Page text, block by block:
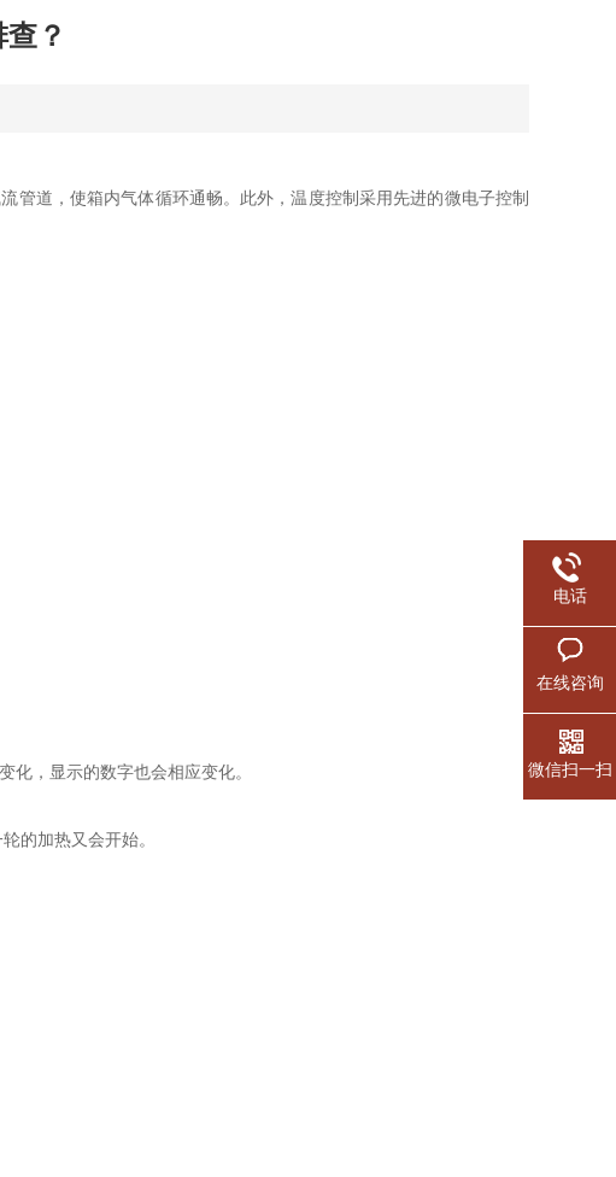
？
管道，使箱内气体循环通畅。此外，温度控制采用先进的微电子控制
，显示的数字也会相应变化。
的加热又会开始。
电话
在线咨询
微信扫一扫